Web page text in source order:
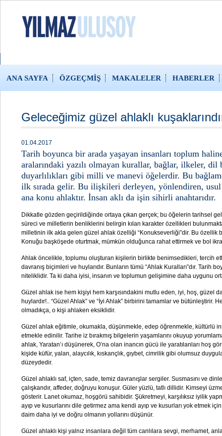
ANA SAYFA ÖZGEÇMİŞ MAKALELER HABERLER
Geleceğimiz güzel ahlaklı
01.04.2017
Tarih boyunca bir arada yaşayan insanları toplum
aralarındaki yazılı olmayan kurallar, bağlar, ilkeler, dil
duyarlılıkları gibi milli ve manevi öğelerdir. Bu
ilk sırada gelir. Bu ilişkileri derleyen, yönlendiren,
ana konu ahlaktır. İnsan aklı da işin sihirli anahtarıdır.
Dikkatle gözden geçirildiğinde ortaya çıkan gerçek; bu öğelerin tarihsel
süreci ve milletlerin benliklerini belirgin kılan karakter özellikleri
milletinin ilk akla gelen güzel ahlak özelliği “Konukseverliği”dir. Bu özellik
Konuğu başköşede oturtmak, mümkün olduğunca rahat ettirmek ve bol
Ahlak öncelikle, toplumu oluşturan kişilerin birlikte benimsedikleri, tercih
davranış biçimleri ve huylarıdır. Bunların tümü “Ahlak Kuralları”dır. Tarih
niteliklidir. Ta ki daha iyisi, insanın ve toplumun gelişimine daha uygunu
Güzel ahlak ise hem kişiyi hem karşısındakini mutlu eden, iyi, hoş, güzel
huylardır!.. “Güzel Ahlak” ve “İyi Ahlak” birbirini tamamlar ve bütünleştirir.
olmadıkça, o kişi ahlaken eksiklidir.
Güzel ahlak eğitimle, okumakla, düşünmekle, edep öğrenmekle, kültürlü
etmekle edinilir. Tarihe iz bırakmış bilgelerin yaşamlarını okuyup
ahlak, Yaratan’ı düşünerek, O’na olan inancın gücü ile yaratılanları hoş
kişide küfür, yalan, alaycılık, kıskançlık, gıybet, cimrilik gibi olumsuz
düzeydedir.
Güzel ahlaklı saf, içten, sade, temiz davranışlar sergiler. Susmasını ve
çalışkandır, affeder, doğruyu konuşur. Güler yüzlü, tatlı dillidir. Kimseyi
gösterir. Lanet okumaz, hoşgörü sahibidir. Şükretmeyi, karşılıksız iyilik
ayıp ve kusurlarını dile getirmez ama kendi ayıp ve kusurları yok etmek
daim daha iyi ve doğru olmanın yollarını düşünür.
Güzel ahlaklı kişi yalnız insanlara değil tüm canlılara sevgi, merhamet,